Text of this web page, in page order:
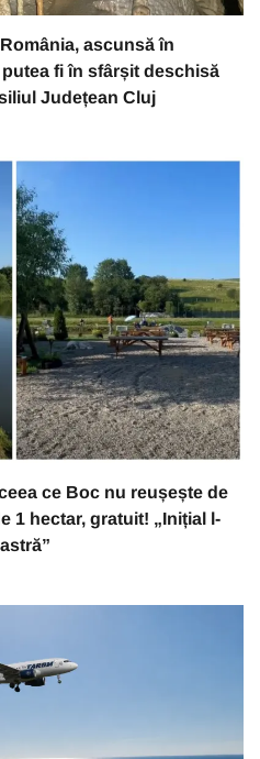
ascunsă în
fi în sfârșit deschisă
Județean Cluj
ce Boc nu reușește de
1 hectar, gratuit! „Inițial l-